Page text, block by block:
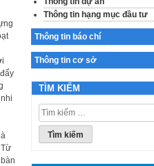
dung tại Nghị quyết số 30/NQ-
CP ngày 24 tháng 02…
Ban hành Chương trình hành
động của Chính phủ thực hiện
Nghị quyết số 02-NQ/TW ngày
17…
động hợp đồng theo Nghị định
số 111/2022/NĐ-CP ngày
30/12/2022 của Chính…
Thông tin hạng mục đầu tư
Thông tin báo chí
Thông tin cơ sở
TÌM KIẾM
Tìm
kiếm
cho: